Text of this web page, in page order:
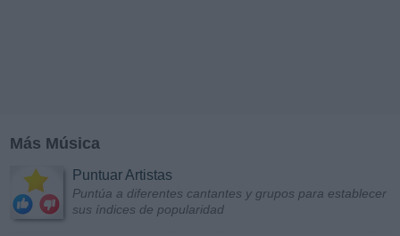
Más Música
Puntuar Artistas
Puntúa a diferentes cantantes y grupos para establecer
sus índices de popularidad